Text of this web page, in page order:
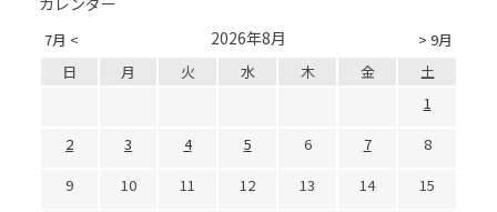
7月 < > 9月
2026年8月
日 月 火 水 木 金
土
1
2
3 4 5 6 7
8
9
10 11 12 13 14
15